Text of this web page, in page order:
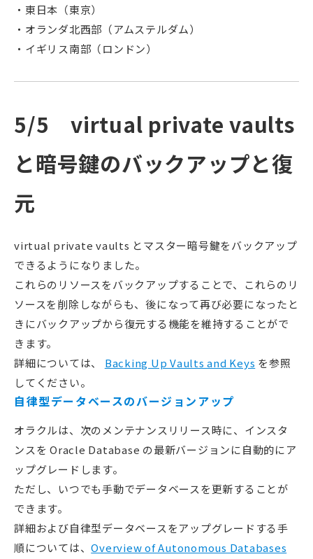
・東日本（東京）
・オランダ北西部（アムステルダム）
・イギリス南部（ロンドン）
5/5 virtual private vaults
と暗号鍵のバックアップと復
元
virtual private vaults とマスター暗号鍵をバックアップ
できるようになりました。
これらのリソースをバックアップすることで、これらのリ
ソースを削除しながらも、後になって再び必要になったと
きにバックアップから復元する機能を維持することがで
きます。
詳細については、 Backing Up Vaults and Keys を参照
してください。
自律型データベースのバージョンアップ
オラクルは、次のメンテナンスリリース時に、インスタ
ンスを Oracle Database の最新バージョンに自動的にア
ップグレードします。
ただし、いつでも手動でデータベースを更新することが
できます。
詳細および自律型データベースをアップグレードする手
順については、Overview of Autonomous Databases